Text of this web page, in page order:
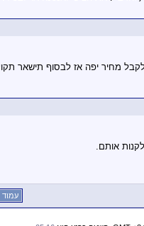
מחיר יפה אז לבסוף תישאר
אותם.
עמוד 1 מתוך 7